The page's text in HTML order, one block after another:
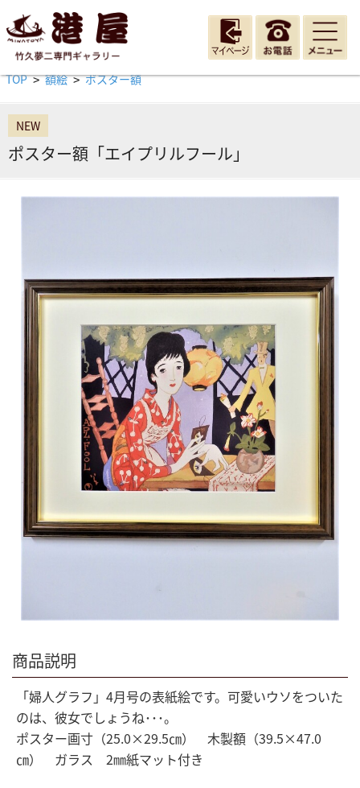
TOP > 額絵 > ポスター額
NEW
ポスター額「エイプリルフール」
商品説明
「婦人グラフ」4月号の表紙絵です。可愛いウソをついた
のは、彼女でしょうね･･･。
ポスター画寸（25.0×29.5㎝） 木製額（39.5×47.0
㎝） ガラス 2㎜紙マット付き